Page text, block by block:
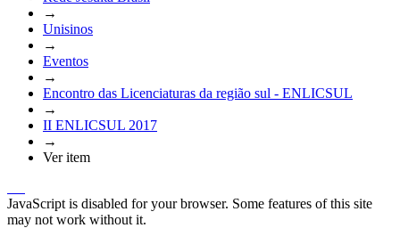
→
Unisinos
→
Eventos
→
Encontro das Licenciaturas da região sul - ENLICSUL
→
II ENLICSUL 2017
→
Ver item
JavaScript is disabled for your browser. Some features of this site
may not work without it.